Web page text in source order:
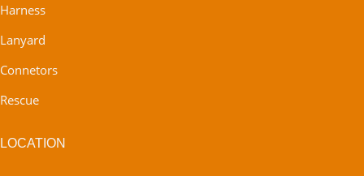
Harness
Lanyard
Connetors
Rescue
LOCATION